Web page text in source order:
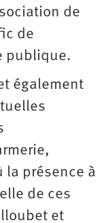
de
de
publique.
également
la présence à
de ces
et